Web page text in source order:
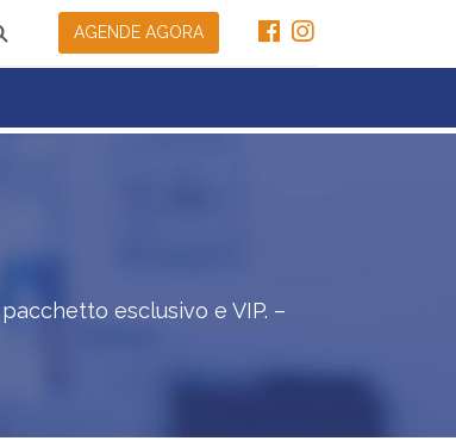
AGENDE AGORA
esclusivo e VIP. –